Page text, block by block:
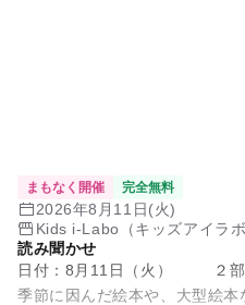
まもなく開催 完全無料
2026年8月11日(火)
Kids i-Labo（キッズアイラボ
読み聞かせ
日付：8月11日（火） ２
季節に因んだ絵本や、大型絵